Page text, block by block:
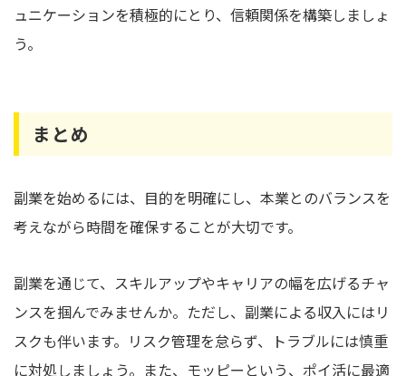
ュニケーションを積極的にとり、信頼関係を構築しましょ
う。
まとめ
副業を始めるには、目的を明確にし、本業とのバランスを
考えながら時間を確保することが大切です。
副業を通じて、スキルアップやキャリアの幅を広げるチャ
ンスを掴んでみませんか。ただし、副業による収入にはリ
スクも伴います。リスク管理を怠らず、トラブルには慎重
に対処しましょう。また、モッピーという、ポイ活に最適